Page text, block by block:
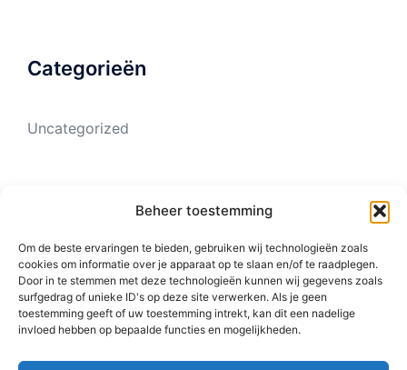
Beheer toestemming
Om de beste ervaringen te bieden, gebruiken wij technologieën zoals
cookies om informatie over je apparaat op te slaan en/of te raadplegen.
Door in te stemmen met deze technologieën kunnen wij gegevens zoals
surfgedrag of unieke ID's op deze site verwerken. Als je geen
toestemming geeft of uw toestemming intrekt, kan dit een nadelige
invloed hebben op bepaalde functies en mogelijkheden.
Categorieën
Uncategorized
Login
Vermeldingen feed
Reacties feed
WordPress.org